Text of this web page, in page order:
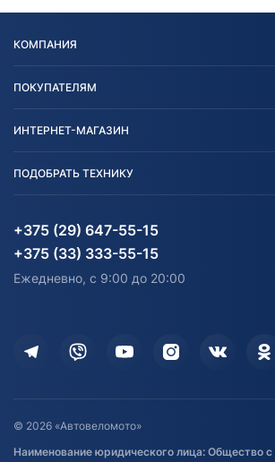
КОМПАНИЯ
Блог
Карта сайта
ПОКУПАТЕЛЯМ
Согласие на обработку
Информация до получения
согласия на обработку
Дополнительные услуги
Оставить отзыв
Договор публичной оферты
ИНТЕРНЕТ-МАГАЗИН
Агротехника
Водный транспорт
Электротранспорт
ПОДОБРАТЬ ТЕХНИКУ
Агротехника
Электротранспорт
+375 (29) 647-55-15
+375 (33) 333-55-15
Ежедневно, с 9:00 до 20:00
© 2026 «Автовеломото»
Наименование юридического лица: Общество с